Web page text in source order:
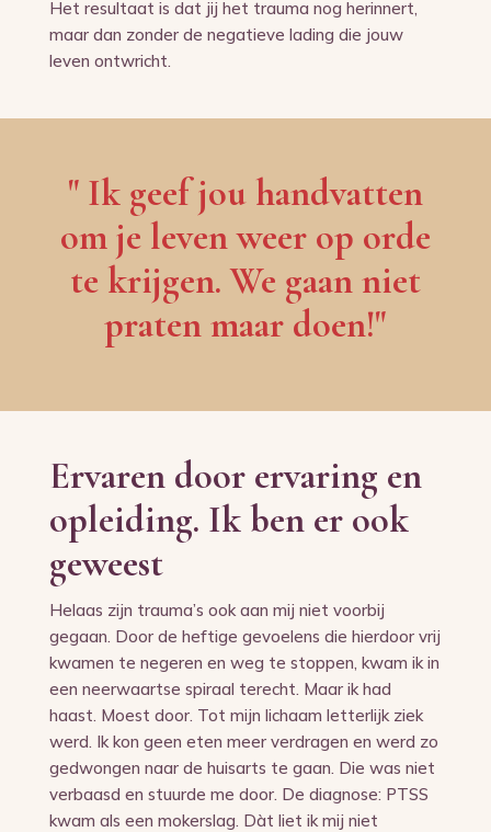
Het resultaat is dat jij het trauma nog herinnert,
maar dan zonder de negatieve lading die jouw
leven ontwricht.
" Ik geef jou handvatten
om je leven weer op orde
te krijgen. We gaan niet
praten maar doen!"
Ervaren door ervaring en
opleiding. Ik ben er ook
geweest
Helaas zijn trauma’s ook aan mij niet voorbij
gegaan. Door de heftige gevoelens die hierdoor vrij
kwamen te negeren en weg te stoppen, kwam ik in
een neerwaartse spiraal terecht. Maar ik had
haast. Moest door. Tot mijn lichaam letterlijk ziek
werd. Ik kon geen eten meer verdragen en werd zo
gedwongen naar de huisarts te gaan. Die was niet
verbaasd en stuurde me door. De diagnose: PTSS
kwam als een mokerslag. Dàt liet ik mij niet